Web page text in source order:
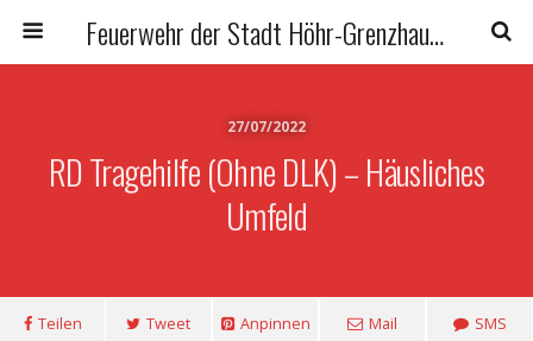
Feuerwehr der Stadt Höhr-Grenzhausen
27/07/2022
RD Tragehilfe (ohne DLK) – Häusliches
Umfeld
Teilen Tweet Anpinnen Mail SMS